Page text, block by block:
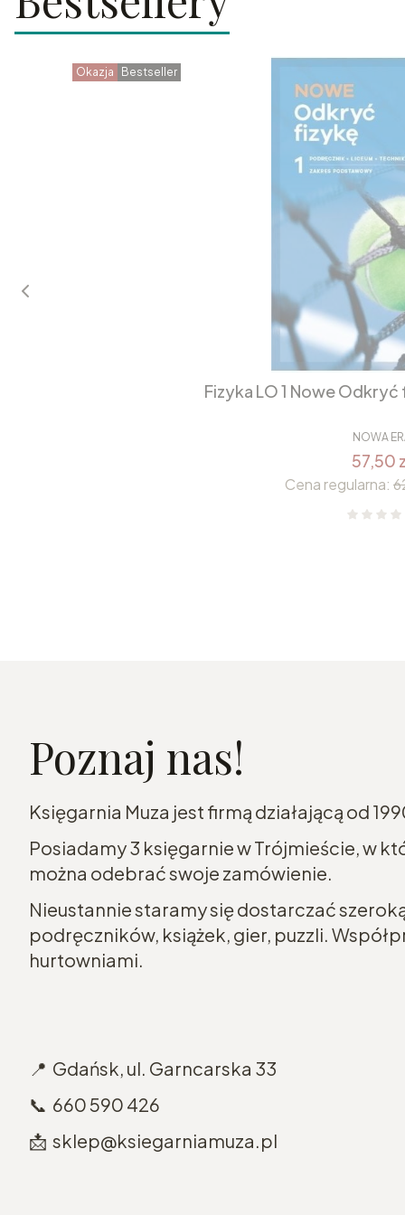
Okazja Bestseller
Fizyka LO 1 Nowe
NOWA
57,50
Cena regularna:
Poznaj nas!
Księgarnia Muza jest firmą działającą od
Posiadamy 3 księgarnie w Trójmieście, w
można odebrać swoje zamówienie.
Nieustannie staramy się dostarczać
podręczników, książek, gier, puzzli.
hurtowniami.
📍 Gdańsk, ul. Garncarska 33
📞 660 590 426
📩 sklep@ksiegarniamuza.pl